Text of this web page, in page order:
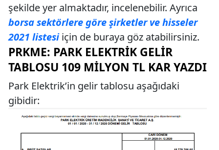
şekilde yer almaktadır, incelenebilir. Ayrıca
borsa sektörlere göre şirketler ve hisseler
2021 listesiiçin de buraya göz atabilirsiniz.
PRKME: PARK ELEKTRIK GELIR
TABLOSU 109 MILYON TL KAR YAZDI
Park Elektrik’in gelir tablosu aşağıdaki
gibidir: